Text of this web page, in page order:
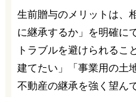
生前贈与のメリットは、
に継承するか」を明確に
トラブルを避けられるこ
建てたい」「事業用の土
不動産の継承を強く望ん